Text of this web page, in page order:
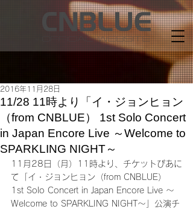
11/28 11時より「イ・ジョンヒョン
（from CNBLUE） 1st Solo Concert
in Japan Encore Live ～Welcome to
SPARKLING NIGHT～
2016年11月28日
11月28日（月）11時より、チケットぴあに
て「イ・ジョンヒョン（from CNBLUE）
1st Solo Concert in Japan Encore Live ～
Welcome to SPARKLING NIGHT～」公演チ